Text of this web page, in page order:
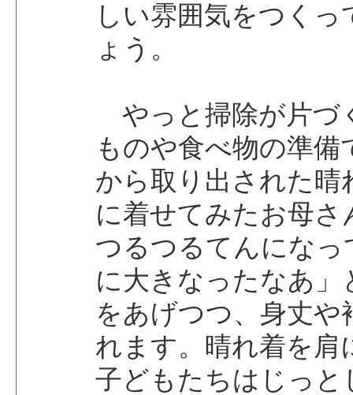
しい雰囲気をつく
ょう。
やっと掃除が片づ
ものや食べ物の準
から取り出された晴
に着せてみたお母
つるつるてんにな
に大きなったなあ
をあげつつ、身丈や
れます。晴れ着を肩
子どもたちはじっと